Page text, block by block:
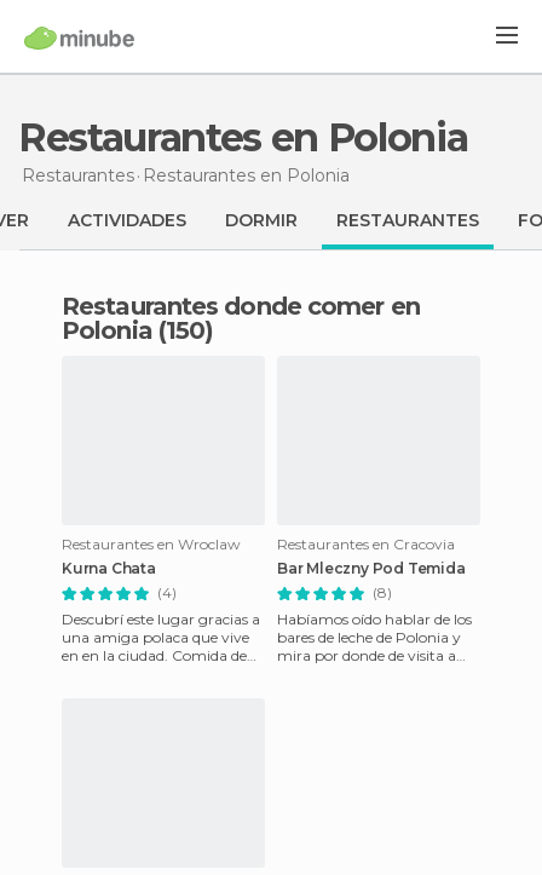
Restaurantes en Polonia
Restaurantes Restaurantes en Polonia
ACTIVIDADES DORMIR RESTAURANTES
Restaurantes donde comer en
Polonia (150)
Restaurantes en Wroclaw
Kurna Chata
(4)
Descubrí este lugar gracias a
una amiga polaca que vive
en en la ciudad. Comida de
Restaurantes en Cracovia
Bar Mleczny Pod Temida
(8)
Habíamos oído hablar de los
bares de leche de Polonia y
mira por donde de visita a